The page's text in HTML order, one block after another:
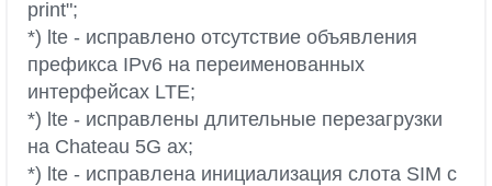
print";
*) lte - исправлено отсутствие объявления
префикса IPv6 на переименованных
интерфейсах LTE;
*) lte - исправлены длительные перезагрузки
на Chateau 5G ax;
*) lte - исправлена инициализация слота SIM с